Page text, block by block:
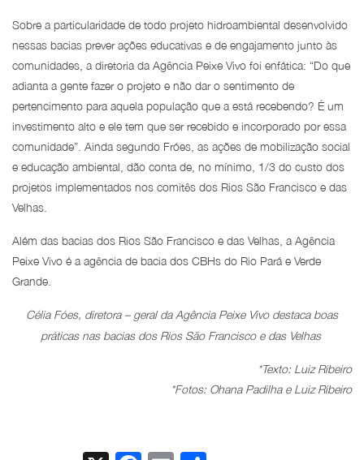
Sobre a particularidade de todo projeto hidroambiental desenvolvido
nessas bacias prever ações educativas e de engajamento junto às
comunidades, a diretoria da Agência Peixe Vivo foi enfática: “Do que
adianta a gente fazer o projeto e não dar o sentimento de
pertencimento para aquela população que a está recebendo? É um
investimento alto e ele tem que ser recebido e incorporado por essa
comunidade”. Ainda segundo Fróes, as ações de mobilização social
e educação ambiental, dão conta de, no mínimo, 1/3 do custo dos
projetos implementados nos comitês dos Rios São Francisco e das
Velhas.
Além das bacias dos Rios São Francisco e das Velhas, a Agência
Peixe Vivo é a agência de bacia dos CBHs do Rio Pará e Verde
Grande.
Célia Fóes, diretora – geral da Agência Peixe Vivo destaca boas
práticas nas bacias dos Rios São Francisco e das Velhas
*Texto: Luiz Ribeiro
*Fotos: Ohana Padilha e Luiz Ribeiro